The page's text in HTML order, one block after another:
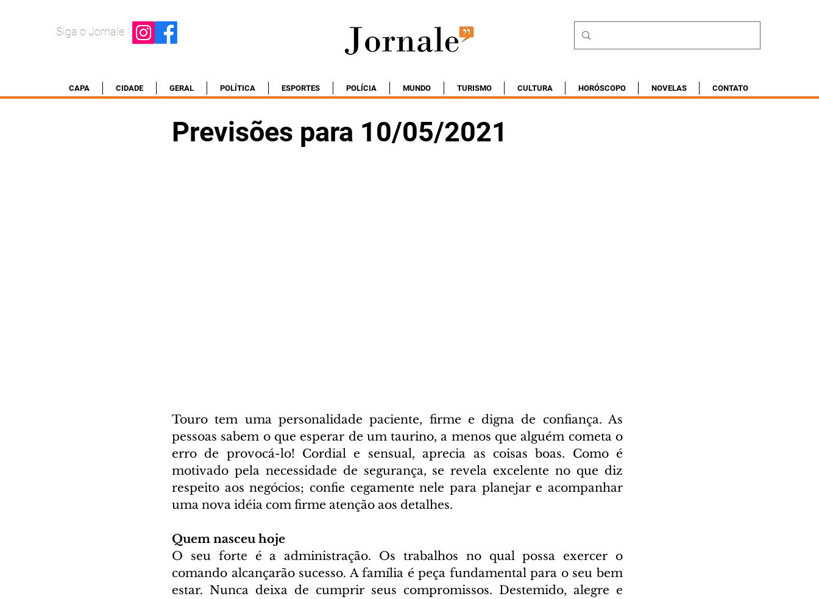
Siga o Jornale
CAPA CIDADE GERAL POLÍTICA ESPORTES POLÍCIA MUNDO TURISMO CULTURA HORÓSCOPO NOVELAS CONTATO
Previsões para 10/05/2021
Touro tem uma personalidade paciente, firme e digna de confiança. As
pessoas sabem o que esperar de um taurino, a menos que alguém cometa o
erro de provocá-lo! Cordial e sensual, aprecia as coisas boas. Como é
motivado pela necessidade de segurança, se revela excelente no que diz
respeito aos negócios; confie cegamente nele para planejar e acompanhar
uma nova idéia com firme atenção aos detalhes.
Quem nasceu hoje
O seu forte é a administração. Os trabalhos no qual possa exercer o
comando alcançarão sucesso. A família é peça fundamental para o seu bem
estar. Nunca deixa de cumprir seus compromissos. Destemido, alegre e